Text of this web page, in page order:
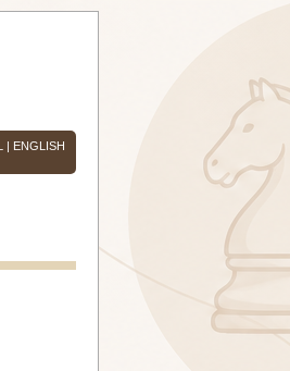
| ENGLISH